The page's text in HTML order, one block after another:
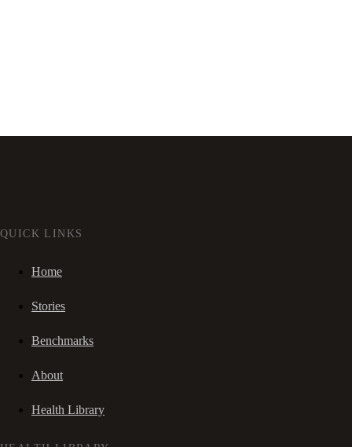
QUICK LINKS
Home
Stories
Benchmarks
About
Health Library